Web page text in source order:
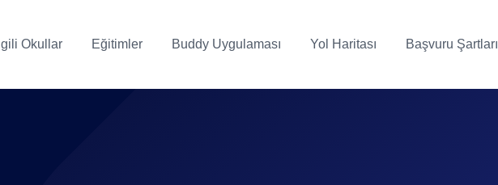
Okullar Eğitimler Buddy Uygulaması Yol Haritası Başvuru Şartları